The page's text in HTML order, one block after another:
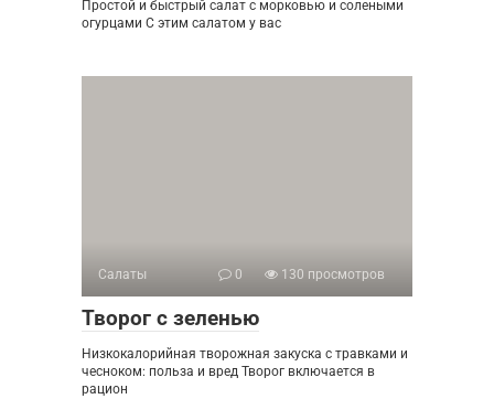
Простой и быстрый салат с морковью и солеными
огурцами С этим салатом у вас
Салаты 0 130 просмотров
Творог с зеленью
Низкокалорийная творожная закуска с травками и
чесноком: польза и вред Творог включается в
рацион